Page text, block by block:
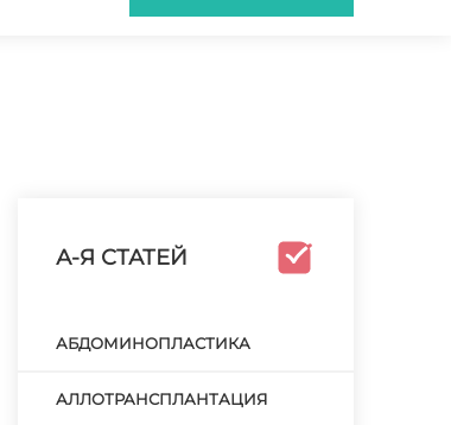
А-Я СТАТЕЙ
АБДОМИНОПЛАСТИКА
АЛЛОТРАНСПЛАНТАЦИЯ